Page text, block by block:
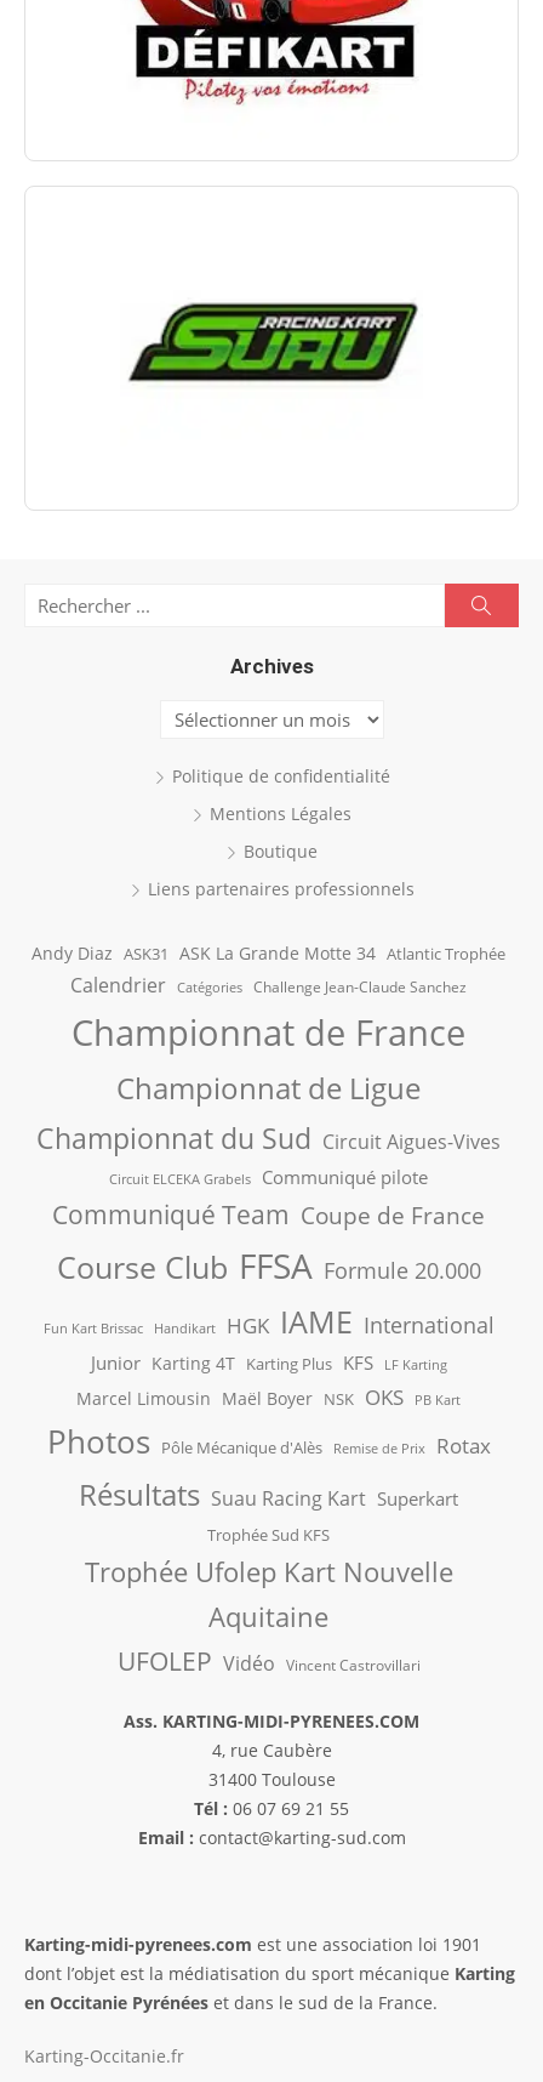
Archives
Archives
Politique de confidentialité
Mentions Légales
Boutique
Liens partenaires professionnels
Andy Diaz ASK31 ASK La Grande Motte 34 Atlantic Trophée
Calendrier Catégories Challenge Jean-Claude Sanchez
Championnat de France
Championnat de Ligue
Championnat du Sud Circuit Aigues-Vives
Circuit ELCEKA Grabels Communiqué pilote
Communiqué Team Coupe de France
Course Club FFSA Formule 20.000
Fun Kart Brissac Handikart HGK IAME International
Junior Karting 4T Karting Plus KFS LF Karting
Marcel Limousin Maël Boyer NSK OKS PB Kart
Photos Pôle Mécanique d'Alès Remise de Prix Rotax
Résultats Suau Racing Kart Superkart
Trophée Sud KFS
Trophée Ufolep Kart Nouvelle
Aquitaine
UFOLEP Vidéo Vincent Castrovillari
Ass. KARTING-MIDI-PYRENEES.COM
4, rue Caubère
31400 Toulouse
Tél : 06 07 69 21 55
Email : contact@karting-sud.com
Karting-midi-pyrenees.com est une association loi 1901
dont l’objet est la médiatisation du sport mécanique Karting
en Occitanie Pyrénées et dans le sud de la France.
Karting-Occitanie.fr